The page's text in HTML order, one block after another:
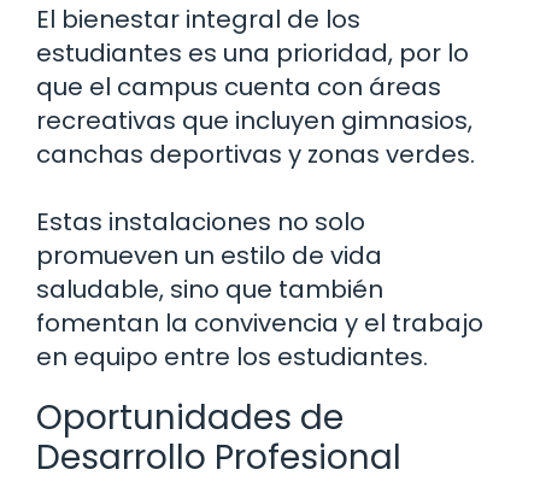
El bienestar integral de los
estudiantes es una prioridad, por lo
que el campus cuenta con áreas
recreativas que incluyen gimnasios,
canchas deportivas y zonas verdes.
Estas instalaciones no solo
promueven un estilo de vida
saludable, sino que también
fomentan la convivencia y el trabajo
en equipo entre los estudiantes.
Oportunidades de
Desarrollo Profesional